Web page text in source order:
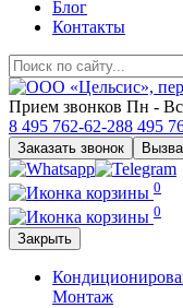
Блог
Контакты
Прием звонков Пн -
8 495 762-62-288 495
Заказать звонок
0
0
Закрыть
Монтаж